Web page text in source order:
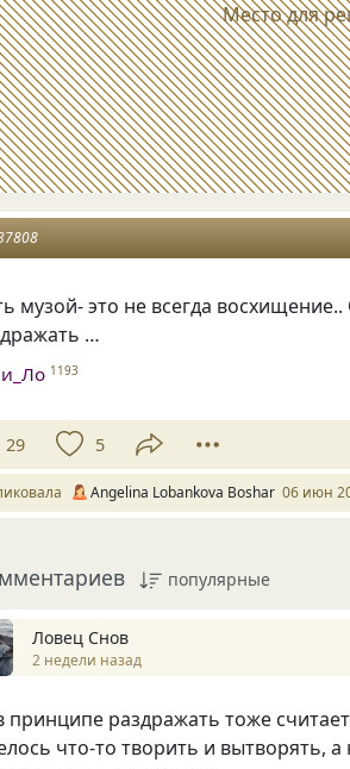
Место для
музой- это не всегда
…
1193
29 5
Angelina Lobankova Boshar 06 июн
популярные
Ловец Снов
2 недели назад
принципе раздражать тоже
что-то творить и вытворять,